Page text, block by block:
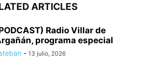
ARTICLES
Radio Villar de
programa especial
- 13 julio, 2026